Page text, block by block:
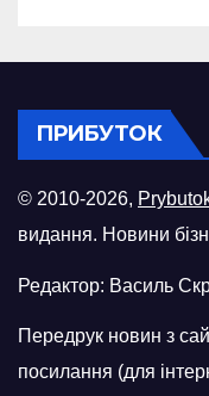
ПРИБУТОК
© 2010-2026,
видання. Новини
Редактор: Василь
Передрук новин з
посилання (для